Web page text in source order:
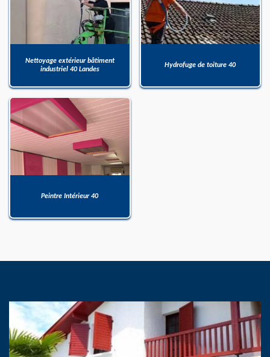
Nettoyage extérieur bâtiment
industriel 40 Landes
Hydrofuge de toiture 40
Peintre Intérieur 40